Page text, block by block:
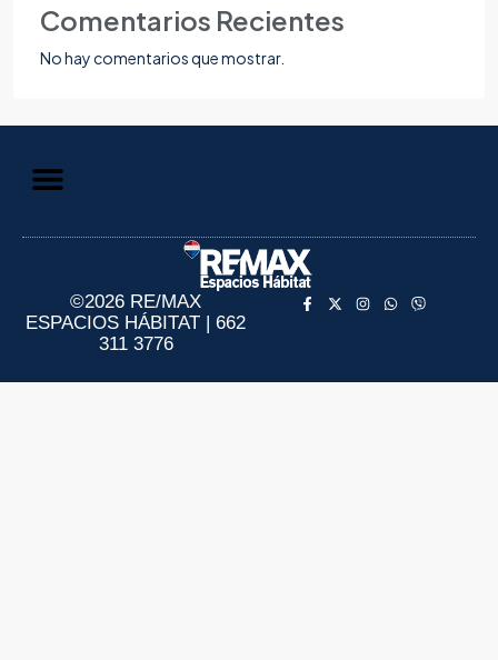
Comentarios Recientes
No hay comentarios que mostrar.
©2026 RE/MAX
ESPACIOS HÁBITAT | 662
311 3776